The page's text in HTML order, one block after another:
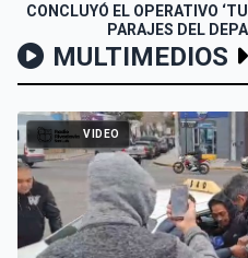
CONCLUYÓ EL OPERATIVO
PARAJES DEL
MULTIMEDIOS
VIDEO